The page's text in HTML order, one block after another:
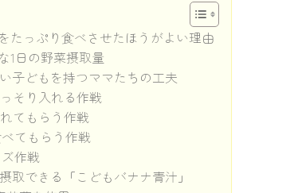
たっぷり食べさせたほうがよい理由
1日の野菜摂取量
子どもを持つママたちの工夫
そり入れる作戦
てもらう作戦
てもらう作戦
作戦
取できる「こどもバナナ青汁」